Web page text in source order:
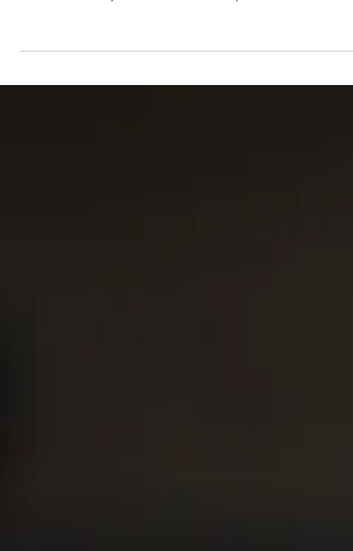
local, un super nom d’entreprise, tu as...